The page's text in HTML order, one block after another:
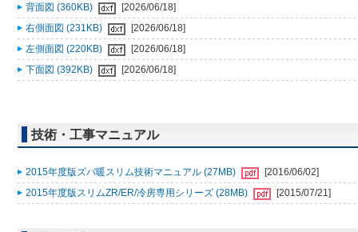
背面図 (360KB)
[2026/06/18]
右側面図 (231KB)
[2026/06/18]
左側面図 (220KB)
[2026/06/18]
下面図 (392KB)
[2026/06/18]
技術・工事マニュアル
2015年度版ズバ暖スリム技術マニュアル (27MB)
[2016/06/02]
2015年度版スリムZR/ER/冷房専用シリーズ (28MB)
[2015/07/21]